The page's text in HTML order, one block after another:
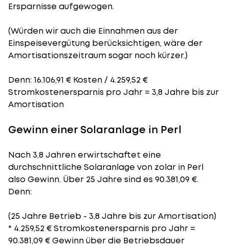
Ersparnisse aufgewogen.
(Würden wir auch die Einnahmen aus der
Einspeisevergütung berücksichtigen, wäre der
Amortisationszeitraumsogar noch kürzer.)
Denn: 16.106,91 € Kosten / 4.259,52 €
Stromkostenersparnis pro Jahr = 3,8 Jahre bis zur
Amortisation
Gewinn einer Solaranlage in Perl
Nach 3,8 Jahren erwirtschaftet eine
durchschnittliche Solaranlage von zolar in Perl
also Gewinn. Über 25 Jahre sind es 90.381,09 €.
Denn:
(25 Jahre Betrieb - 3,8 Jahre bis zur Amortisation)
* 4.259,52 € Stromkostenersparnis pro Jahr =
90.381,09 € Gewinn über die Betriebsdauer